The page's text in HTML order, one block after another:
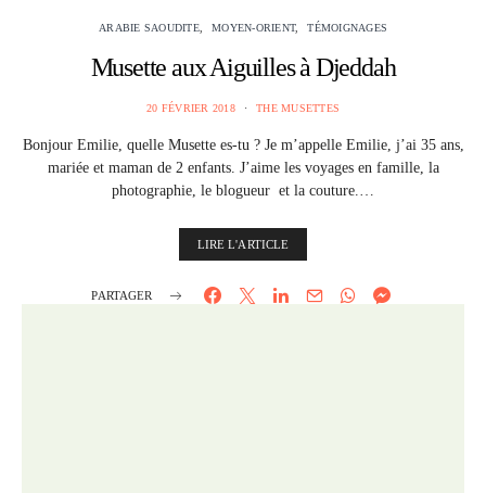
ARABIE SAOUDITE MOYEN-ORIENT TÉMOIGNAGES
Musette aux Aiguilles à Djeddah
20 FÉVRIER 2018 THE MUSETTES
Bonjour Emilie, quelle Musette es-tu ? Je m’appelle Emilie, j’ai 35 ans,
mariée et maman de 2 enfants. J’aime les voyages en famille, la
photographie, le blogueur et la couture.…
LIRE L'ARTICLE
PARTAGER